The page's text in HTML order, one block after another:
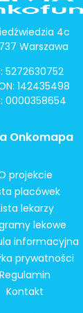
4c
Warszawa
5272630752
142435498
0000358654
Onkomapa
projekcie
placówek
lekarzy
lekowe
informacyjna
prywatności
Regulamin
Kontakt